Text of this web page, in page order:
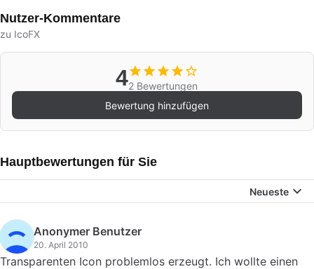
Nutzer-Kommentare
zu IcoFX
42 Bewertungen
Bewertung hinzufügen
Hauptbewertungen für Sie
Neueste
Anonymer Benutzer
20. April 2010
Transparenten Icon problemlos erzeugt. Ich wollte einen